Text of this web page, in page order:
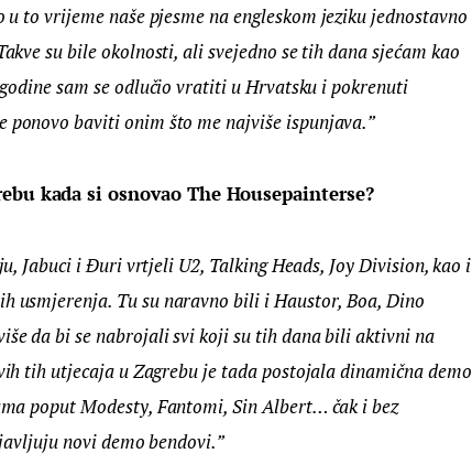
to vrijeme naše pjesme na engleskom jeziku jednostavno
su bile okolnosti, ali svejedno se tih dana sjećam kao
sam se odlučio vratiti u Hrvatsku i pokrenuti
ponovo baviti onim što me najviše ispunjava.”
kada si osnovao The Housepainterse?
Jabuci i Đuri vrtjeli U2, Talking Heads, Joy Division, kao i
usmjerenja. Tu su naravno bili i Haustor, Boa, Dino
da bi se nabrojali svi koji su tih dana bili aktivni na
tih utjecaja u Zagrebu je tada postojala dinamična demo
poput Modesty, Fantomi, Sin Albert… čak i bez
novi demo bendovi.”